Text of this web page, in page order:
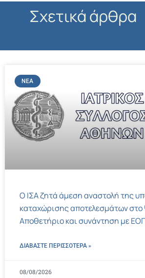
Σχετικά άρθρα
ΝΈΑ
Ο ΙΣΑ ζητά άμεση αναστολή της
καταχώρισης αποτελεσμάτων
Αποθετήριο και συνάντηση με
ΔΙΑΒΑΣΤΕ ΠΕΡΙΣΣΌΤΕΡΑ »
08/08/2026